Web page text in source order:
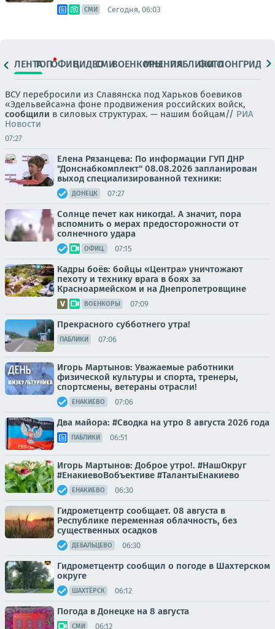
СМИ Сегодня, 06:03
ЛЕНТАТОПОФИЦ.ВИДЕОСМИВОЕНКОРЫМНЕНИЯПАБЛИКИ
ФОТОЛОНГРИДЫ
ВСУ перебросили из Славянска под Харьков боевиков
«Эдельвейса»на фоне продвижения российских войск,
сообщили в силовых структурах. — нашим бойцам// РИА
Новости
07:27
Елена Рязанцева: По информации ГУП ДНР
"Донснабкомплект" 08.08.2026 запланирован
выход специализированной техники:
ДОНЕЦК 07:27
Солнце печет как никогда!. А значит, пора
вспомнить о мерах предосторожности от
солнечного удара
ОФИЦ. 07:15
Кадры боёв: бойцы «Центра» уничтожают
пехоту и технику врага в боях за
Красноармейском и на Днепропетровщине
ВОЕНКОРЫ 07:09
Прекрасного субботнего утра!
ПАБЛИКИ 07:06
Игорь Мартынов: Уважаемые работники
физической культуры и спорта, тренеры,
спортсмены, ветераны отрасли!
ЕНАКИЕВО 07:06
Два майора: #Сводка на утро 8 августа 2026 года
ПАБЛИКИ 06:51
Игорь Мартынов: Доброе утро!. #НашОкруг
#ЕнакиевоВобъективе #ТалантыЕнакиево
ЕНАКИЕВО 06:30
Гидрометцентр сообщает. 08 августа в
Республике переменная облачность, без
существенных осадков
ДЕБАЛЬЦЕВО 06:30
Гидрометцентр сообщил о погоде в Шахтерском
округе
ШАХТЁРСК 06:12
Погода в Донецке на 8 августа
СМИ 06:12